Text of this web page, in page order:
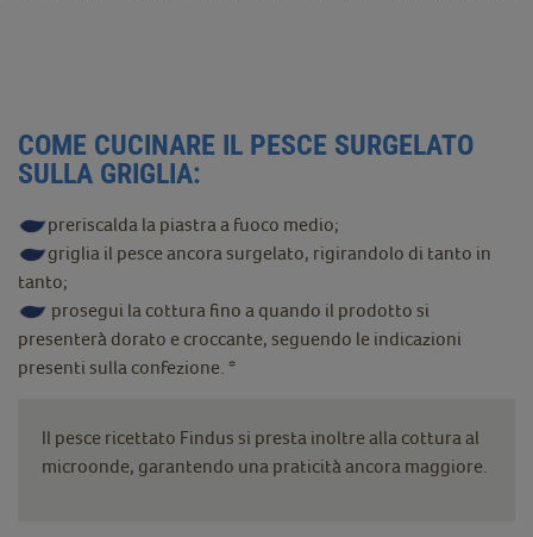
COME CUCINARE IL PESCE SURGELATO
SULLA GRIGLIA:
preriscalda la piastra a fuoco medio;
griglia il pesce ancora surgelato, rigirandolo di tanto in
tanto;
prosegui la cottura fino a quando il prodotto si
presenterà dorato e croccante, seguendo le indicazioni
presenti sulla confezione. *
Il pesce ricettato Findus si presta inoltre alla cottura al
microonde, garantendo una praticità ancora maggiore.